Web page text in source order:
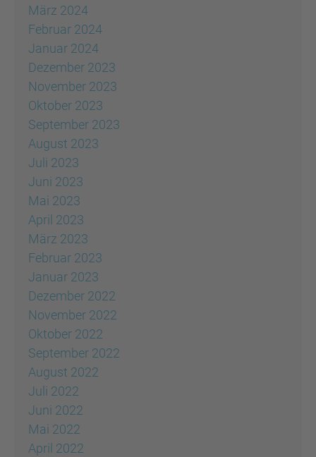
März 2024
Februar 2024
Januar 2024
Dezember 2023
November 2023
Oktober 2023
September 2023
August 2023
Juli 2023
Juni 2023
Mai 2023
April 2023
März 2023
Februar 2023
Januar 2023
Dezember 2022
November 2022
Oktober 2022
September 2022
August 2022
Juli 2022
Juni 2022
Mai 2022
April 2022